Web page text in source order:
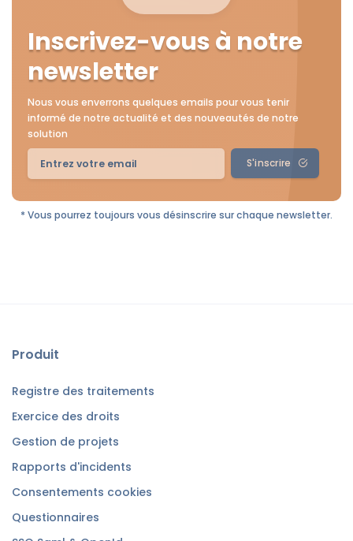
Inscrivez-vous à notre
newsletter
Nous vous enverrons quelques emails pour vous tenir
informé de notre actualité et des nouveautés de notre
solution
S'inscrire
* Vous pourrez toujours vous désinscrire sur chaque newsletter.
Produit
Registre des traitements
Exercice des droits
Gestion de projets
Rapports d'incidents
Consentements cookies
Questionnaires